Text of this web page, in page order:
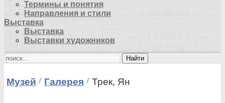
Термины и понятия
Направления и стили
Выставка
Выставка
Выставки художников
Найти
Музей Галерея Трек, Ян